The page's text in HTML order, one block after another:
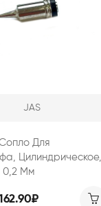
JAS
Сопло Для
Цилиндрическое,
0,2 Мм